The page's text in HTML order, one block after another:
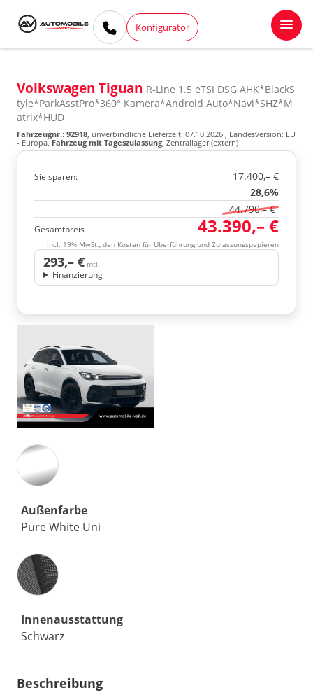
Konfigurator
Volkswagen Tiguan R-Line 1.5 eTSI DSG AHK*BlackS
tyle*ParkAsstPro*360° Kamera*Android Auto*Navi*SHZ*M
atrix*HUD
Fahrzeugnr.: 92918, unverbindliche Lieferzeit: 07.10.2026 , Landesversion: EU
- Europa,Fahrzeug mit Tageszulassung, Zentrallager (extern)
Sie sparen:
17.400,– €
28,6%
44.790,– €
Gesamtpreis 43.390,– €
incl. 19% MwSt., den Kosten für Überführung und Zulassungspapieren
293,– € mtl.
Finanzierung
Außenfarbe
Pure White Uni
Innenausstattung
Innenausstattung
Schwarz
Beschreibung